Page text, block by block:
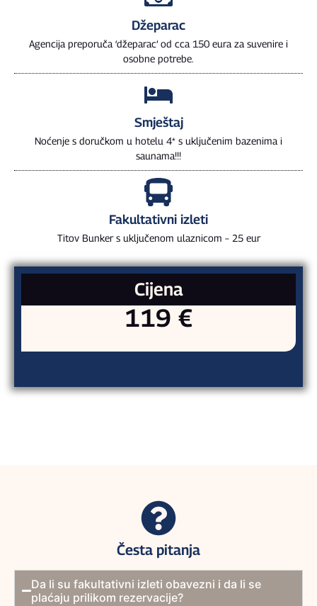
Džeparac
Agencija preporuča ‘džeparac’ od cca 150 eura za suvenire i
osobne potrebe.
Smještaj
Noćenje s doručkom u hotelu 4* s uključenim bazenima i
saunama!!!
Fakultativni izleti
Titov Bunker s uključenom ulaznicom – 25 eur
Cijena
119 €
Česta pitanja
Da li su fakultativni izleti obavezni i da li se
plaćaju prilikom rezervacije?